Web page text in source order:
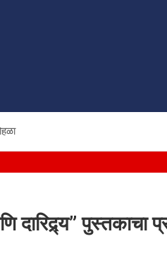
दारिद्र्य” पुस्तकाचा